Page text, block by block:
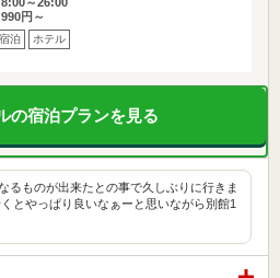
円～
宿泊 ホテル
の宿泊プランを見る
るものが出来たとの事で久しぶりに行きま
とやっぱり良いなぁーと思いながら別館1